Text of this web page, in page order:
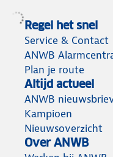
Regel het snel
Service & Contact
ANWB
Plan je route
Altijd actueel
ANWB
Kampioen
Nieuwsoverzicht
Over ANWB